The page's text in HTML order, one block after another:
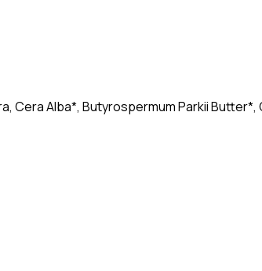
Cera Alba*, Butyrospermum Parkii